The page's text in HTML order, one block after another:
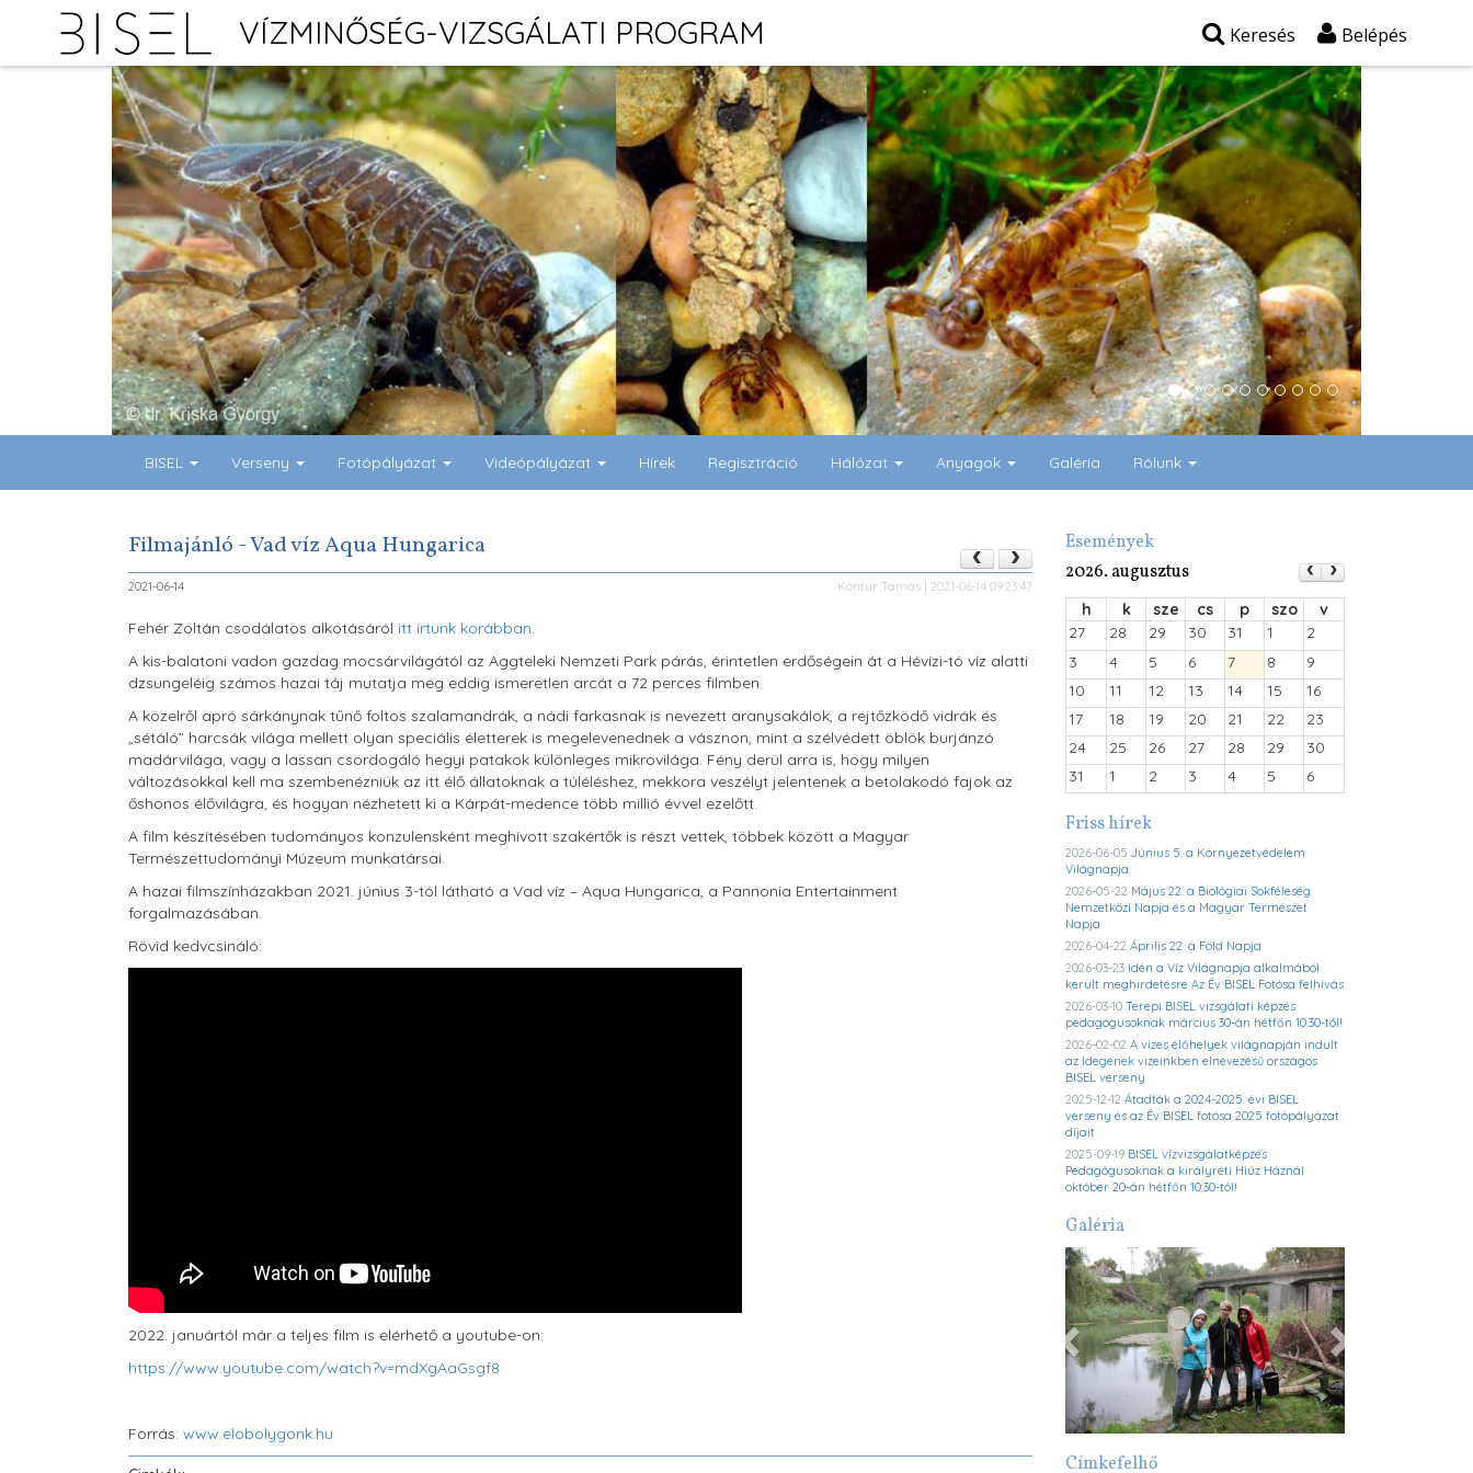
VÍZMINŐSÉG-VIZSGÁLATI PROGRAM Keresés Belépés
BISEL Verseny Fotópályázat Videópályázat Hírek Regisztráció Hálózat Anyagok Galéria Rólunk
Filmajánló - Vad víz Aqua Hungarica
2021-06-14 Kontur Tamás | 2021-06-14 09:23:47
Fehér Zoltán csodálatos alkotásáról itt írtunk korábban.
A kis-balatoni vadon gazdag mocsárvilágától az Aggteleki Nemzeti Park párás, érintetlen erdőségein át a Hévízi-tó víz alatti
dzsungeléig számos hazai táj mutatja meg eddig ismeretlen arcát a 72 perces filmben.
A közelről apró sárkánynak tűnő foltos szalamandrák, a nádi farkasnak is nevezett aranysakálok, a rejtőzködő vidrák és
„sétáló” harcsák világa mellett olyan speciális életterek is megelevenednek a vásznon, mint a szélvédett öblök burjánzó
madárvilága, vagy a lassan csordogáló hegyi patakok különleges mikrovilága. Fény derül arra is, hogy milyen
változásokkal kell ma szembenézniük az itt élő állatoknak a túléléshez, mekkora veszélyt jelentenek a betolakodó fajok az
őshonos élővilágra, és hogyan nézhetett ki a Kárpát-medence több millió évvel ezelőtt.
A film készítésében tudományos konzulensként meghívott szakértők is részt vettek, többek között a Magyar
Természettudományi Múzeum munkatársai.
A hazai filmszínházakban 2021. június 3-tól látható a Vad víz – Aqua Hungarica, a Pannonia Entertainment
forgalmazásában.
Rövid kedvcsináló:
2022. januártól már a teljes film is elérhető a youtube-on:
https://www.youtube.com/watch?v=mdXgAaGsgf8
Forrás: www.elobolygonk.hu
Események
2026. augusztus
h k sze cs p szo
v
27
28 29 30 31 1
2
3
4 5 6 7 8
9
10
11 12 13 14 15
16
17
18 19 20 21 22
23
24
25 26 27 28 29
30
31
1 2 3 4 5 6
Friss hírek
2026-06-05 Június 5. a Környezetvédelem
Világnapja
2026-05-22 Május 22. a Biológiai Sokféleség
Nemzetközi Napja és a Magyar Természet
Napja
2026-04-22 Április 22. a Föld Napja
2026-03-23 Idén a Víz Világnapja alkalmából
került meghirdetésre Az Év BISEL Fotósa felhívás
2026-03-10 Terepi BISEL vizsgálati képzés
pedagógusoknak március 30-án hétfőn 10:30-tól!
2026-02-02 A vizes élőhelyek világnapján indult
az Idegenek vizeinkben elnevezésű országos
BISEL verseny
2025-12-12 Átadták a 2024-2025. évi BISEL
verseny és az Év BISEL fotósa 2025 fotópályázat
díjait
2025-09-19 BISEL vízvizsgálatképzés
Pedagógusoknak a királyréti Hiúz Háznál
október 20-án hétfőn 10:30-tól!
Galéria
Previous Next
Címkefelhő